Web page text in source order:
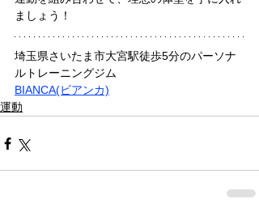
ましょう！
埼玉県さいたま市大宮駅徒歩5分のパーソナ
ルトレーニングジム
BIANCA(ビアンカ)
運動